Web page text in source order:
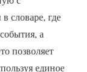
словаре, где
а
позволяет
единое